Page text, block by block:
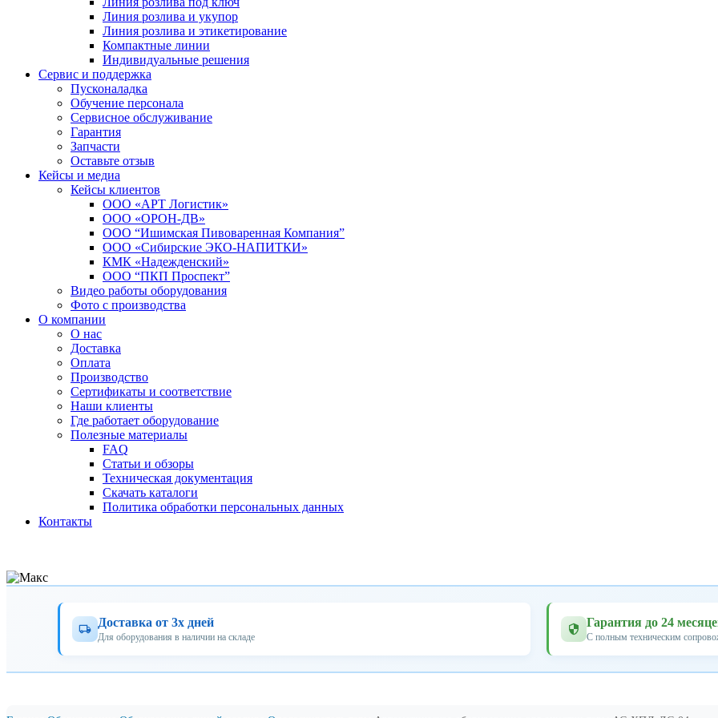
Линия розлива и укупор
Линия розлива и этикетирование
Компактные линии
Индивидуальные решения
Сервис и поддержка
Пусконаладка
Обучение персонала
Сервисное обслуживание
Гарантия
Запчасти
Оставьте отзыв
Кейсы и медиа
Кейсы клиентов
ООО «АРТ Логистик»
ООО «ОРОН-ДВ»
ООО “Ишимская Пивоваренная Компания”
ООО «Сибирские ЭКО-НАПИТКИ»
КМК «Надежденский»
ООО “ПКП Проспект”
Видео работы оборудования
Фото с производства
О компании
О нас
Доставка
Оплата
Производство
Сертификаты и соответствие
Наши клиенты
Где работает оборудование
Полезные материалы
FAQ
Статьи и обзоры
Техническая документация
Скачать каталоги
Политика обработки персональных данных
Контакты
Доставка от 3х дней
Для оборудования в наличии на складе
Гарантия до 24
С полным техническим